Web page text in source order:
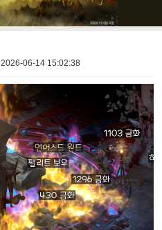
2026-06-14 15:02:38